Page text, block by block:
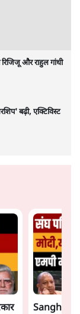
और राहुल गांधी
बढ़ी, एक्टिविस्ट
Sangh